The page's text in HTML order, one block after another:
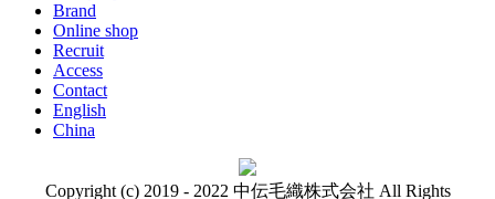
Brand
Online shop
Recruit
Access
Contact
English
China
Copyright (c) 2019 - 2022 中伝毛織株式会社 All Rights